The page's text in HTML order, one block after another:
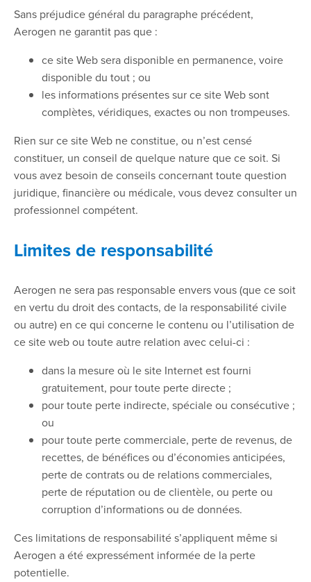
Sans préjudice général du paragraphe précédent,
Aerogen ne garantit pas que :
ce site Web sera disponible en permanence, voire
disponible du tout ; ou
les informations présentes sur ce site Web sont
complètes, véridiques, exactes ou non trompeuses.
Rien sur ce site Web ne constitue, ou n’est censé
constituer, un conseil de quelque nature que ce soit. Si
vous avez besoin de conseils concernant toute question
juridique, financière ou médicale, vous devez consulter un
professionnel compétent.
Limites de responsabilité
Aerogen ne sera pas responsable envers vous (que ce soit
en vertu du droit des contacts, de la responsabilité civile
ou autre) en ce qui concerne le contenu ou l’utilisation de
ce site web ou toute autre relation avec celui-ci :
dans la mesure où le site Internet est fourni
gratuitement, pour toute perte directe ;
pour toute perte indirecte, spéciale ou consécutive ;
ou
pour toute perte commerciale, perte de revenus, de
recettes, de bénéfices ou d’économies anticipées,
perte de contrats ou de relations commerciales,
perte de réputation ou de clientèle, ou perte ou
corruption d’informations ou de données.
Ces limitations de responsabilité s’appliquent même si
Aerogen a été expressément informée de la perte
potentielle.